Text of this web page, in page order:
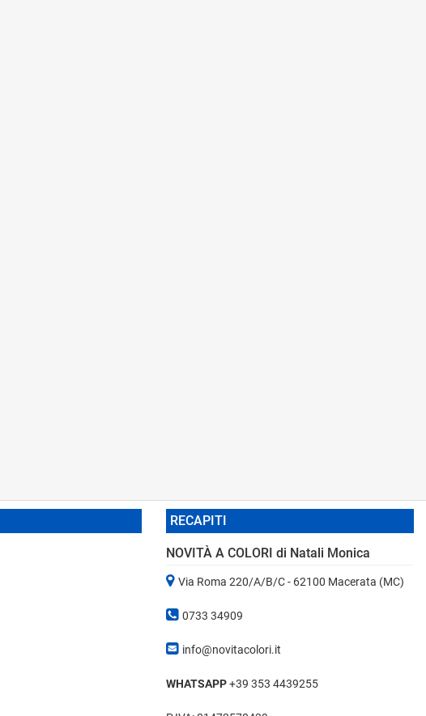
RECAPITI
NOVITÀ A COLORI di Natali Monica
Via Roma 220/A/B/C - 62100 Macerata (MC)
0733 34909
info@novitacolori.it
WHATSAPP+39 353 4439255